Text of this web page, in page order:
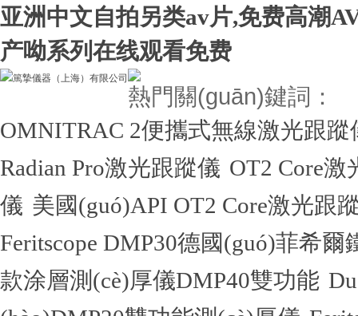
亚洲中文自拍另类av片,免费高潮
产呦系列在线观看免费
熱門關(guān)鍵詞：
OMNITRAC 2便攜式無線激光跟蹤
Radian Pro激光跟蹤儀 OT2 Core激
儀 美國(guó)API OT2 Core激光跟
Feritscope DMP30德國(guó)菲希
款涂層測(cè)厚儀DMP40雙功能